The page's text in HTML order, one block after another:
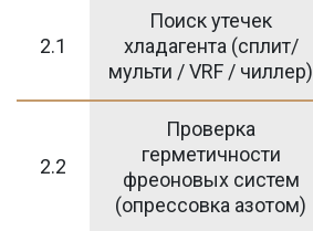
2.1
Поиск утечек
хладагента (сплит/
мульти / VRF / чиллер)
2.2
Проверка
герметичности
фреоновых систем
(опрессовка азотом)